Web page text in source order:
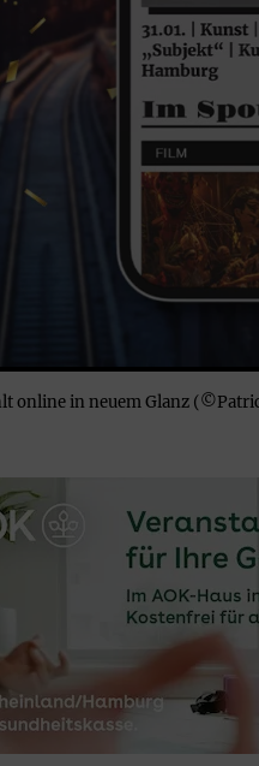
online in neuem Glanz